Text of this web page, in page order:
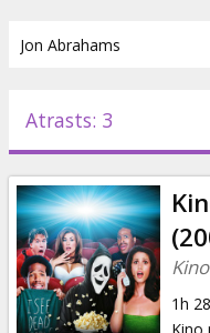
Pasākumi
Ziņas
Dāvanu
kartes
Atrasts: 3
1h
Kino